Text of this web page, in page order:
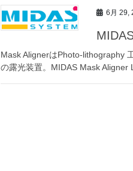
6月 29,
Mask AlignerはPhoto-lithography
の露光装置。MIDAS Mask Aligner